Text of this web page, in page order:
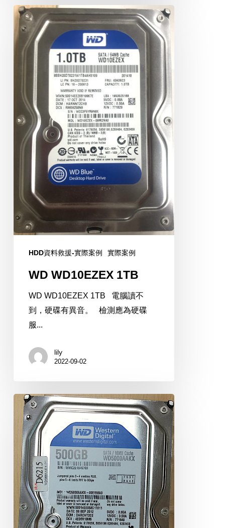
WD
WD10EZEX
1TB
HDD資料救援-實際案例 實際案例
WD WD10EZEX 1TB
WD WD10EZEX 1TB 電腦讀不
到，硬碟有異音。 檢測應為硬碟
服...
lily
2022-09-02
WD
WD5000AAKX
500GB